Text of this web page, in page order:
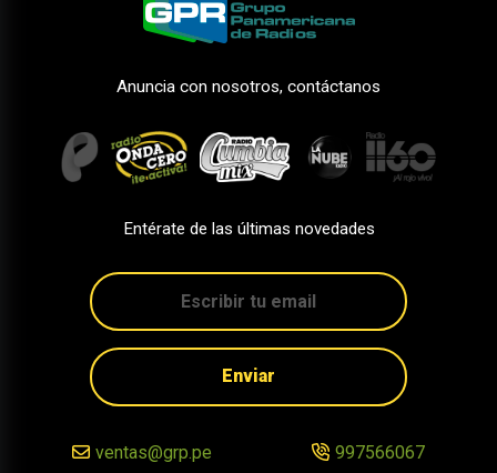
Anuncia con nosotros, contáctanos
Entérate de las últimas novedades
Enviar
ventas@grp.pe 997566067